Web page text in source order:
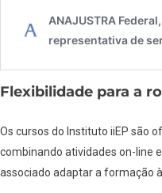
Flexibilidade para a
Os cursos do Instituto iiEP são
combinando atividades on-line
associado adaptar a formação